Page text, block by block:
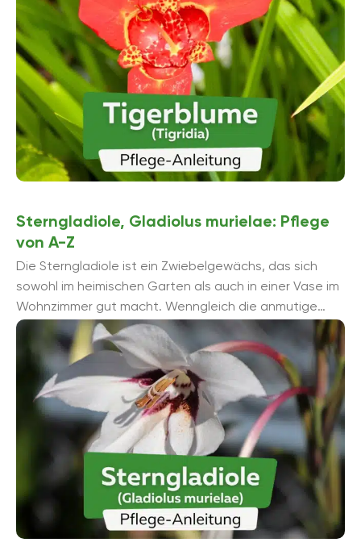
verwendet. ...
Sterngladiole, Gladiolus murielae: Pflege
von A-Z
Die Sterngladiole ist ein Zwiebelgewächs, das sich
sowohl im heimischen Garten als auch in einer Vase im
Wohnzimmer gut macht. Wenngleich die anmutige
Pflanze als besonders pflegeleicht gilt, hat ...